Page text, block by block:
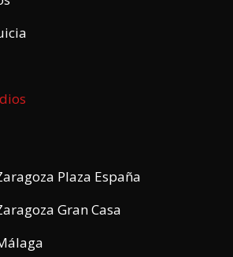
Plaza España
Gran Casa